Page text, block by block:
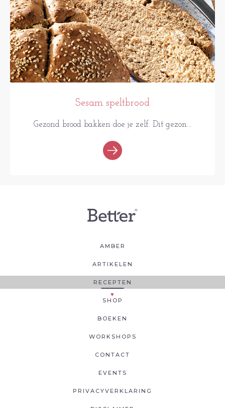
Sesam speltbrood
Gezond brood bakken doe je zelf. Dit gezon...
AMBER
ARTIKELEN
RECEPTEN
SHOP
BOEKEN
WORKSHOPS
CONTACT
EVENTS
PRIVACYVERKLARING